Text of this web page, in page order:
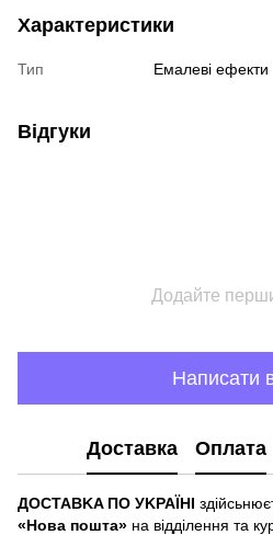
Характеристики
Тип Емалеві ефекти
Відгуки
Додайте
Написати
Доставка Оплата
ДOCTABKA ПO УKPAЇHІ
«Hoвa пoштa» нa відділeння тa